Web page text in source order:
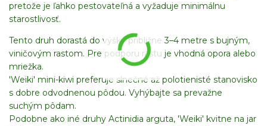
pretože je ľahko pestovateľná a vyžaduje minimálnu
starostlivosť.
Tento druh dorastá do výšky približne 3–4 metre s bujným,
viničovým rastom. Pre podporu rastu je vhodná opora alebo
mriežka.
'Weiki' mini-kiwi preferuje slnečné až polotienisté stanovisko
s dobre odvodnenou pôdou. Vyhýbajte sa prevažne
suchým pôdam.
Podobne ako iné druhy Actinidia arguta, 'Weiki' kvitne na jar